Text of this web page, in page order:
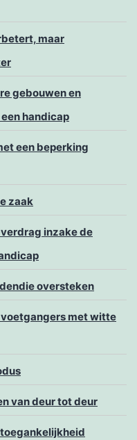
maar
gebouwen en
handicap
een beperking
zaak
inzake de
oversteken
met witte
van deur tot deur